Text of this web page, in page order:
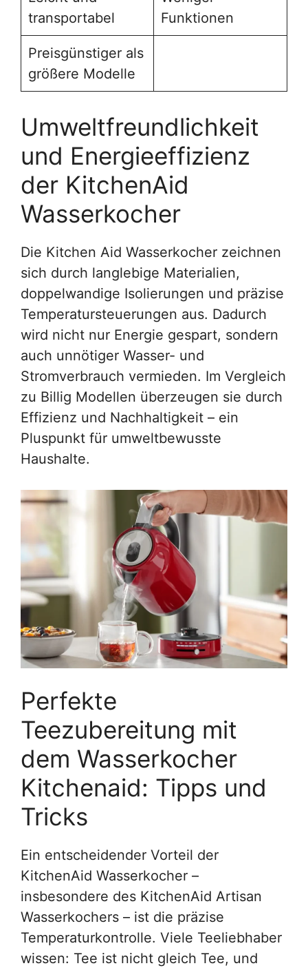
transportabel
Funktionen
Preisgünstiger als
größere Modelle
Umweltfreundlichkeit
und Energieeffizienz
der KitchenAid
Wasserkocher
Die Kitchen Aid Wasserkocher zeichnen
sich durch langlebige Materialien,
doppelwandige Isolierungen und präzise
Temperatursteuerungen aus. Dadurch
wird nicht nur Energie gespart, sondern
auch unnötiger Wasser- und
Stromverbrauch vermieden. Im Vergleich
zu Billig Modellen überzeugen sie durch
Effizienz und Nachhaltigkeit – ein
Pluspunkt für umweltbewusste
Haushalte.
Perfekte
Teezubereitung mit
dem Wasserkocher
Kitchenaid: Tipps und
Tricks
Ein entscheidender Vorteil der
KitchenAid Wasserkocher –
insbesondere des KitchenAid Artisan
Wasserkochers – ist die präzise
Temperaturkontrolle. Viele Teeliebhaber
wissen: Tee ist nicht gleich Tee, und